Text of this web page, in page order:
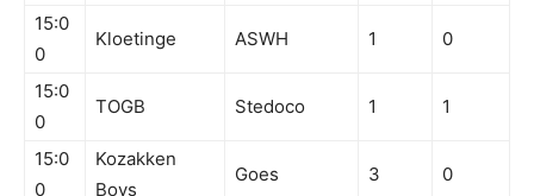
15:0
0
Kloetinge ASWH 1 0
15:0
0
TOGB Stedoco 1 1
15:0
0
Kozakken
Boys
Goes 3 0